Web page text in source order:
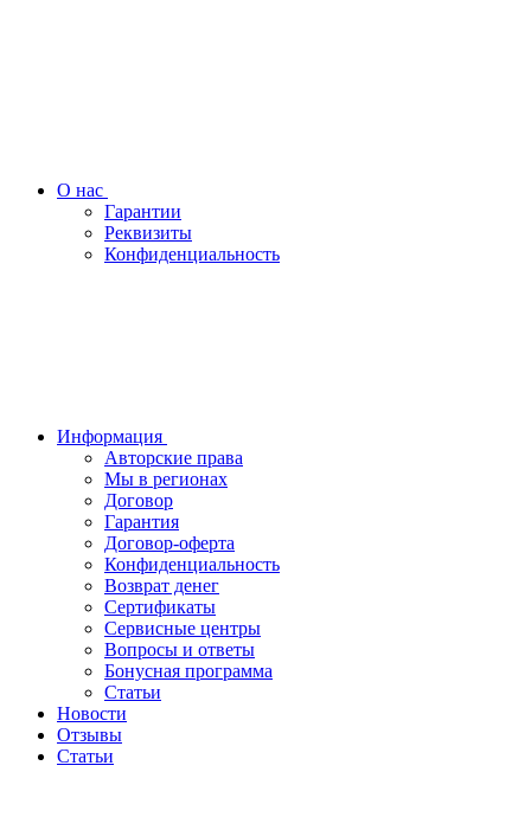
О нас
Гарантии
Реквизиты
Конфиденциальность
Информация
Авторские права
Мы в регионах
Договор
Гарантия
Договор-оферта
Конфиденциальность
Возврат денег
Сертификаты
Сервисные центры
Вопросы и ответы
Бонусная программа
Статьи
Новости
Отзывы
Статьи